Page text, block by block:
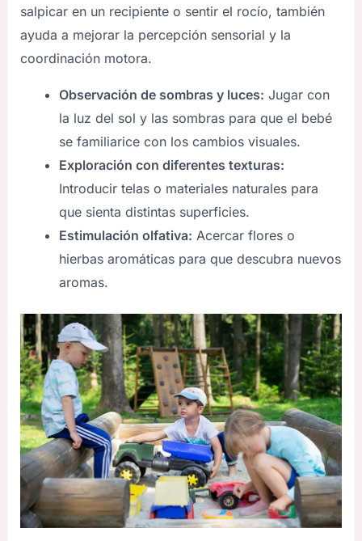
salpicar en un recipiente o sentir el rocío, también
ayuda a mejorar la percepción sensorial y la
coordinación motora.
Observación de sombras y luces: Jugar con
la luz del sol y las sombras para que el bebé
se familiarice con los cambios visuales.
Exploración con diferentes texturas:
Introducir telas o materiales naturales para
que sienta distintas superficies.
Estimulación olfativa: Acercar flores o
hierbas aromáticas para que descubra nuevos
aromas.